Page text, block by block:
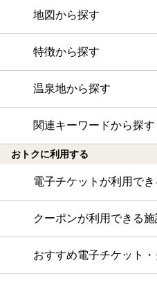
地図から探す
特徴から探す
温泉地から探す
関連キーワードから探す
おトクに利用する
電子チケットが利用で
クーポンが利用できる
おすすめ電子チケット